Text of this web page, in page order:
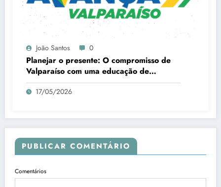
João Santos 0
Planejar o presente: O compromisso de
Valparaíso com uma educação de
qualidade
17/05/2026
PUBLICAR COMENTÁRIO
Comentários